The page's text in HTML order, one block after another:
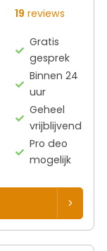
19 reviews
Gratis
gesprek
Binnen 24
uur
Geheel
vrijblijvend
Pro deo
mogelijk